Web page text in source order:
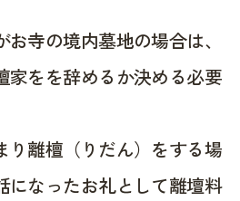
寺の境内墓地の場合は、
家をを辞めるか決める必要
り離檀（りだん）をする場
になったお礼として離壇料